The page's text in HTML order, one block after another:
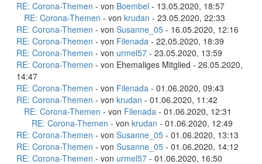
RE: Corona-Themen - von Boembel - 13.05.2020, 18:57
RE: Corona-Themen - von krudan - 23.05.2020, 22:33
RE: Corona-Themen - von Susanne_05 - 16.05.2020, 12:16
RE: Corona-Themen - von Filenada - 22.05.2020, 18:39
RE: Corona-Themen - von urmel57 - 23.05.2020, 13:59
RE: Corona-Themen - von Ehemaliges Mitglied - 26.05.2020,
14:47
RE: Corona-Themen - von Filenada - 01.06.2020, 09:43
RE: Corona-Themen - von krudan - 01.06.2020, 11:42
RE: Corona-Themen - von Filenada - 01.06.2020, 12:31
RE: Corona-Themen - von krudan - 01.06.2020, 12:49
RE: Corona-Themen - von Susanne_05 - 01.06.2020, 13:13
RE: Corona-Themen - von Susanne_05 - 01.06.2020, 14:12
RE: Corona-Themen - von urmel57 - 01.06.2020, 16:50